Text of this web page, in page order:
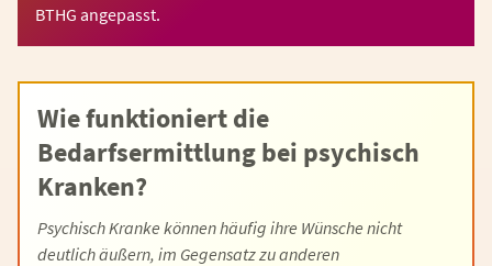
BTHG angepasst.
Wie funktioniert die
Bedarfsermittlung bei psychisch
Kranken?
Psychisch Kranke können häufig ihre Wünsche nicht
deutlich äußern, im Gegensatz zu anderen